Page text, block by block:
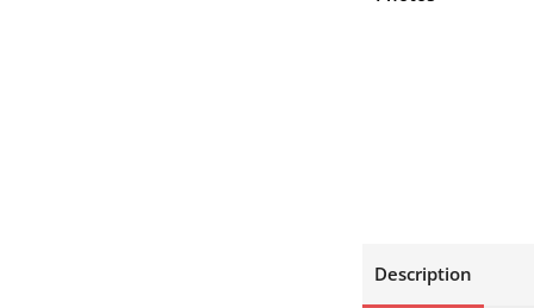
Description